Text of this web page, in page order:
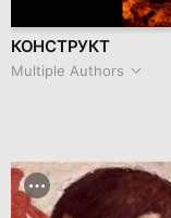
КОНСТРУКТ
Multiple Authors